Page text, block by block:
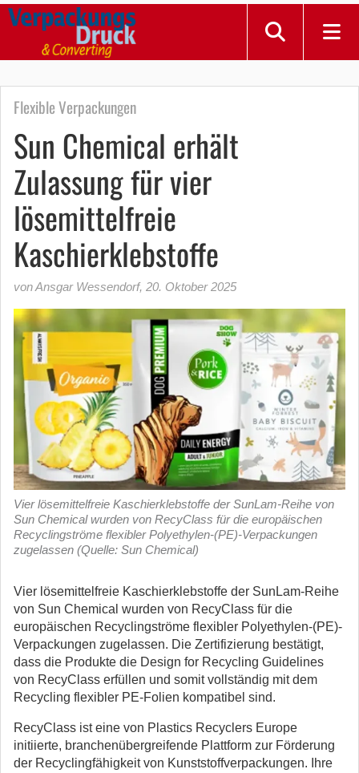
Flexible Verpackungen
Sun Chemical erhält
Zulassung für vier
lösemittelfreie
Kaschierklebstoffe
von Ansgar Wessendorf, 20. Oktober 2025
Vier lösemittelfreie Kaschierklebstoffe der SunLam-Reihe von
Sun Chemical wurden von RecyClass für die europäischen
Recyclingströme flexibler Polyethylen-(PE)-Verpackungen
zugelassen (Quelle: Sun Chemical)
Vier lösemittelfreie Kaschierklebstoffe der SunLam-Reihe
von Sun Chemical wurden von RecyClass für die
europäischen Recyclingströme flexibler Polyethylen-(PE)-
Verpackungen zugelassen. Die Zertifizierung bestätigt,
dass die Produkte die Design for Recycling Guidelines
von RecyClass erfüllen und somit vollständig mit dem
Recycling flexibler PE-Folien kompatibel sind.
RecyClass ist eine von Plastics Recyclers Europe
initiierte, branchenübergreifende Plattform zur Förderung
der Recyclingfähigkeit von Kunststoffverpackungen. Ihre